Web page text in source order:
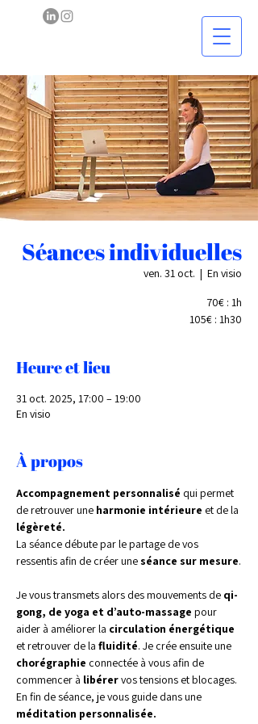
Séances individuelles
ven. 31 oct.
  |
En visio
70€ : 1h
105€ : 1h30
Heure et lieu
31 oct. 2025, 17:00 – 19:00
En visio
À propos
Accompagnement personnalisé qui permet
de retrouver une harmonie intérieure et de la
légèreté.
La séance débute par le partage de vos
ressentis afin de créer une séance sur mesure.
Je vous transmets alors des mouvements de qi-
gong, de yoga et d’auto-massage pour
aider à améliorer la circulation énergétique
et retrouver de la fluidité. Je crée ensuite une
chorégraphie connectée à vous afin de
commencer à libérer vos tensions et blocages.
En fin de séance, je vous guide dans une
méditation personnalisée.